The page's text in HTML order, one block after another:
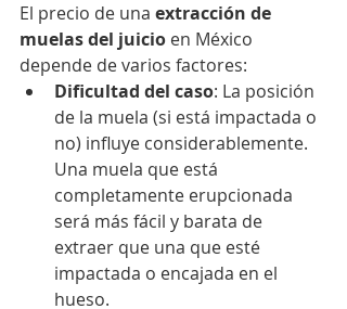
El precio de una extracción de
muelas del juicio en México
depende de varios factores:
Dificultad del caso: La posición
de la muela (si está impactada o
no) influye considerablemente.
Una muela que está
completamente erupcionada
será más fácil y barata de
extraer que una que esté
impactada o encajada en el
hueso.